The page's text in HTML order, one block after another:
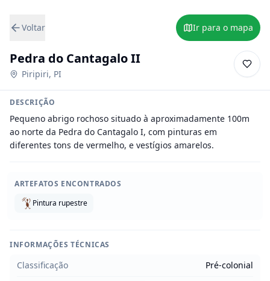
Voltar Ir para o mapa
Pedra do Cantagalo II
Piripiri, PI
DESCRIÇÃO
Pequeno abrigo rochoso situado à aproximadamente 100m
ao norte da Pedra do Cantagalo I, com pinturas em
diferentes tons de vermelho, e vestígios amarelos.
ARTEFATOS ENCONTRADOS
Pintura rupestre
INFORMAÇÕES TÉCNICAS
Classificação Pré-colonial